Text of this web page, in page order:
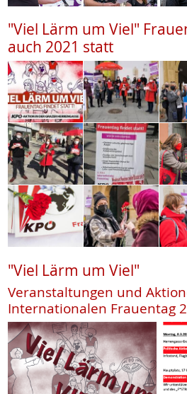
"Viel Lärm um Viel"
auch 2021 statt
"Viel Lärm um Viel"
Veranstaltungen und
Internationalen Frauentag